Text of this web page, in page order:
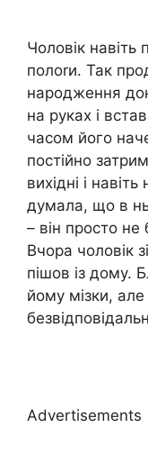
Чоловік навіть
полоrи. Так
народження
на руках і
часом його
постійно
вихідні і
думала, що в
– він просто не
Вчора чоловік
пішов із дому.
йому мізки,
Advertisements